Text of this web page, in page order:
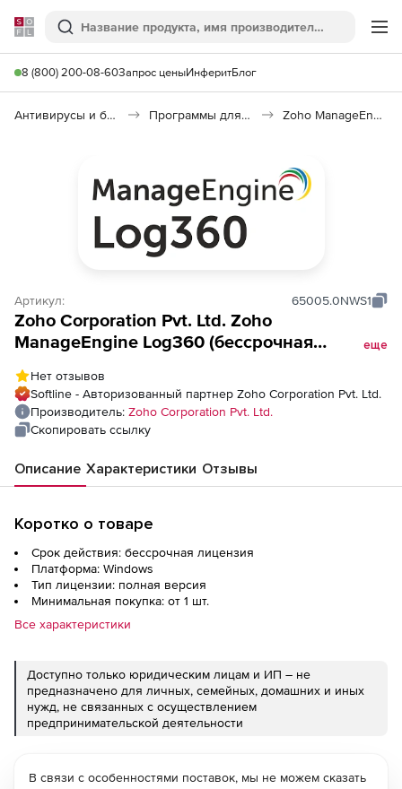
Softline
Поиск
8 (800) 200-08-60Запрос ценыИнферитБлог
Антивирусы и безопасность Программы для защиты информации Zoho ManageEngine Log360
Артикул: 65005.0NWS1
Zoho Corporation Pvt. Ltd. Zoho
ManageEngine Log360 (бессрочная
Windows Servers
еще
Нет отзывов
Softline - Авторизованный партнер Zoho Corporation Pvt. Ltd.
Производитель: Zoho Corporation Pvt. Ltd.
Скопировать ссылку
Описание Характеристики Отзывы
Коротко о товаре
Срок действия: бессрочная лицензия
Платформа: Windows
Тип лицензии: полная версия
Минимальная покупка: от 1 шт.
Все характеристики
Доступно только юридическим лицам и ИП – не
предназначено для личных, семейных, домашних и иных
нужд, не связанных с осуществлением
предпринимательской деятельности
В связи с особенностями поставок, мы не можем сказать